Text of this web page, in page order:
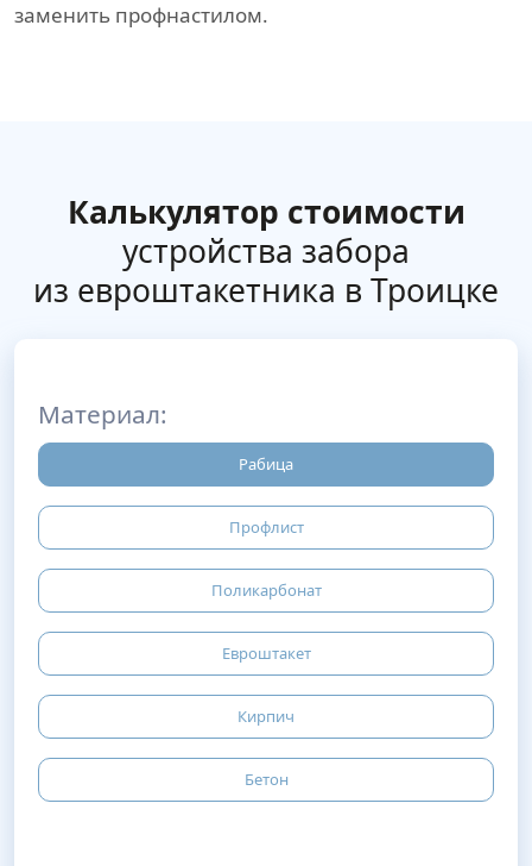
заменить профнастилом.
Калькулятор стоимости
устройства забора
из евроштакетника в Троицке
Материал:
Рабица
Профлист
Поликарбонат
Евроштакет
Кирпич
Бетон